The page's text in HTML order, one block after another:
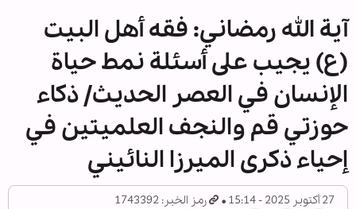
آية الله رمضاني: فقه أهل البيت
(ع) يجيب على أسئلة نمط حياة
الإنسان في العصر الحديث/ ذكاء
حوزتي قم والنجف العلميتين في
إحياء ذكرى الميرزا النائيني
27 أكتوبر 2025 - 15:14 رمز الخبر: 1743392